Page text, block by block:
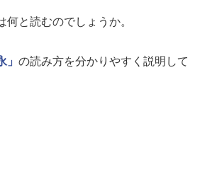
何と読むのでしょうか。
」 の読み方を分かりやすく説明して